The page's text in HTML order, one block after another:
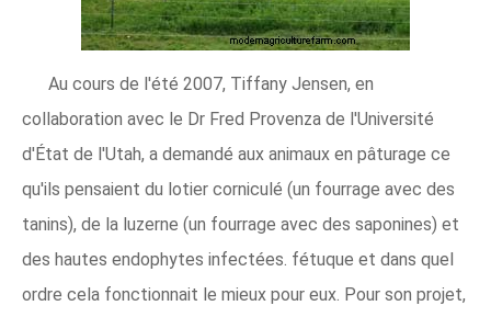
Au cours de l'été 2007, Tiffany Jensen, en
collaboration avec le Dr Fred Provenza de l'Université
d'État de l'Utah, a demandé aux animaux en pâturage ce
qu'ils pensaient du lotier corniculé (un fourrage avec des
tanins), de la luzerne (un fourrage avec des saponines) et
des hautes endophytes infectées. fétuque et dans quel
ordre cela fonctionnait le mieux pour eux. Pour son projet,